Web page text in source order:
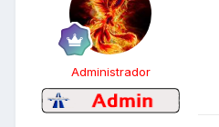
Administrador